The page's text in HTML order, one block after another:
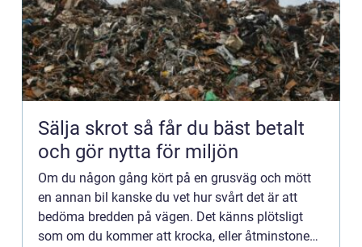
Sälja skrot så får du bäst betalt
och gör nytta för miljön
Om du någon gång kört på en grusväg och mött
en annan bil kanske du vet hur svårt det är att
bedöma bredden på vägen. Det känns plötsligt
som om du kommer att krocka, eller åtminstone